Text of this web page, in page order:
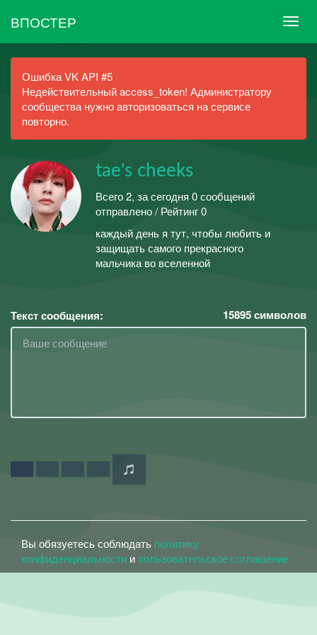
ВПОСТЕР
Ошибка VK API #5
Недействительный access_token! Администратору
сообщества нужно авторизоваться на сервисе
повторно.
tae's cheeks
Всего 2, за сегодня 0 сообщений
отправлено / Рейтинг 0
каждый день я тут, чтобы любить и
защищать самого прекрасного
мальчика во вселенной
Текст сообщения: 15895символов
Вы обязуетесь соблюдать политику
конфиденциальности и пользовательское соглашение